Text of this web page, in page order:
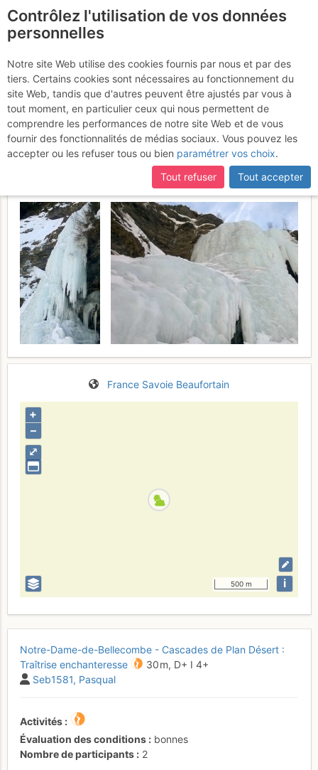
certaines pages ne sont plus accessibles, manquantes ou
incomplètes, déconnectez-vous puis reconnectez-vous à votre
compte sur le site.
Notre-Dame-de-
Bellecombe - Cascades de
Plan Désert : Traîtrise
enchanteresse
Dimanche 26 février
2017
France Savoie Beaufortain
⤢
+
–
500 m i
Notre-Dame-de-Bellecombe - Cascades de Plan Désert :
Traîtrise enchanteresse
30 m, D+ I 4+
Seb1581 Pasqual
Activités
Évaluation des conditions
bonnes
Nombre de participants
2
Contrôlez l'utilisation de vos données
personnelles
Notre site Web utilise des cookies fournis par nous et par des
tiers. Certains cookies sont nécessaires au fonctionnement du
site Web, tandis que d'autres peuvent être ajustés par vous à
tout moment, en particulier ceux qui nous permettent de
comprendre les performances de notre site Web et de vous
fournir des fonctionnalités de médias sociaux. Vous pouvez les
accepter ou les refuser tous ou bien paramétrer vos choix.
Tout refuser
Tout accepter